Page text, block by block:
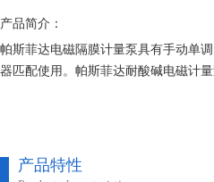
产品简介：
帕斯菲达电磁隔膜计量泵具有手动单
器匹配使用。帕斯菲达耐酸碱电磁计
产品特性